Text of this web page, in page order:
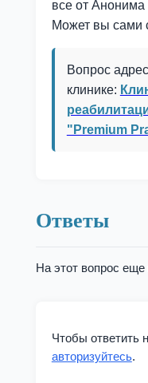
все от Анонима
Может вы сами
Вопрос
клинике:
"Premium
Ответы
На этот вопрос
Чтобы ответить
авторизуйтесь.